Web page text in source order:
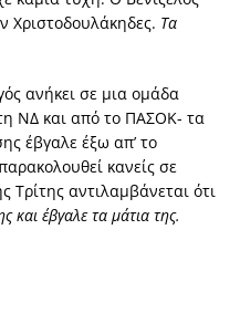
Χριστοδουλάκηδες. Τα
ανήκει σε μια ομάδα
ΝΔ και από το ΠΑΣΟΚ- τα
έβγαλε έξω απ’ το
κανείς σε
αντιλαμβάνεται ότι
και έβγαλε τα μάτια της.